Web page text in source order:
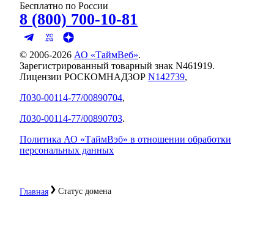
Главная Статус домена
Бесплатно по России
8 (800) 700-10-81
© 2006-2026 АО «ТаймВеб».
Зарегистрированный товарный знак N461919.
Лицензии РОСКОМНАДЗОР N142739,
Л030-00114-77/00890704,
Л030-00114-77/00890703.
Политика АО «ТаймВэб» в отношении обработки
персональных данных